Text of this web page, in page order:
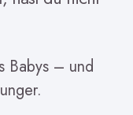
Babys – und